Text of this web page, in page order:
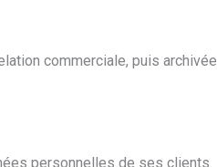
commerciale, puis
personnelles de ses clients.